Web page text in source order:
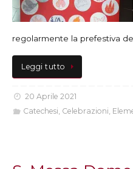
regolarmente la prefestiva
Leggi tutto
20 Aprile 2021
Catechesi Celebrazioni